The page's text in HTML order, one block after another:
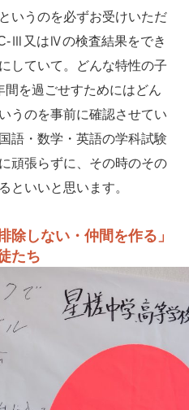
いうのを必ずお受けいただ
Ⅲ又はⅣの検査結果をでき
していて。どんな特性の子
を過ごせすためにはどん
うのを事前に確認させてい
語・数学・英語の学科試験
頑張らずに、その時のその
といいと思います。
除しない・仲間を作る」
たち